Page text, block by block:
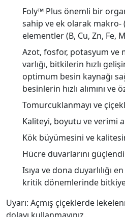
Foly™ Plus önemli bir
sahip ve ek olarak makro-
elementler (B, Cu, Zn, Fe,
Azot, fosfor, potasyum ve
varlığı, bitkilerin hızlı
optimum besin kaynağı
besinlerin hızlı alımını
Tomurcuklanmayı ve
Kaliteyi, boyutu ve verimi
Kök büyümesini ve
Hücre duvarlarını
Isıya ve dona duyarlılığı
kritik dönemlerinde
Uyarı: Açmış çiçeklerde